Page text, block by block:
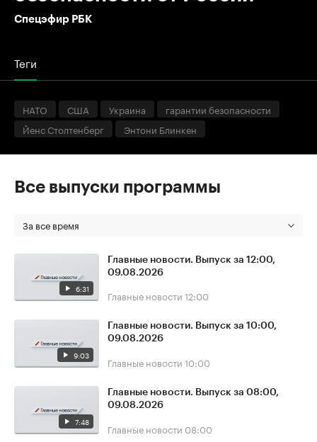
Спецэфир РБК
Теги
НАТО США Украина
гарантии безопасности
Йенс Столтенберг
Энтони Блинкен
Все выпуски программы
За все время
6:31
Главные новости. Выпуск за 12:00,
09.08.2026
Главные новости 12:00
9:03
Главные новости. Выпуск за 10:00,
09.08.2026
Главные новости 10:00
7:48
Главные новости. Выпуск за 08:00,
09.08.2026
Главные новости 08:00